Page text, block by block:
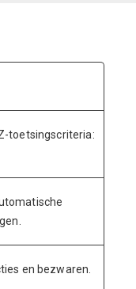
toetsingscriteria:
en bezwaren.